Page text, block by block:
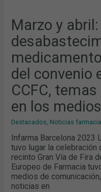
Marzo y
del convenio
CCFC,
en los medios
Destacados Noticias farmacia
Infarma Barcelona
tuvo lugar la celebración
recinto Gran Vía de Fira
Europeo de Farmacia
medios de
noticias en
MEDIOS